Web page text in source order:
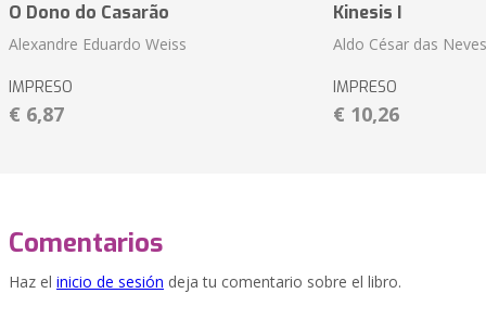
O Dono do Casarão
Alexandre Eduardo Weiss
IMPRESO
€ 6,87
Kinesis I
Aldo César das
IMPRESO
€ 10,26
Comentarios
Haz el inicio de sesión deja tu comentario sobre el libro.